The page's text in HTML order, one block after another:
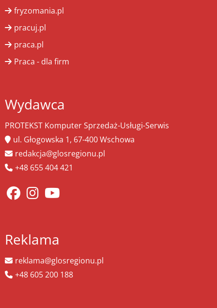
fryzomania.pl
pracuj.pl
praca.pl
Praca - dla firm
Wydawca
PROTEKST Komputer Sprzedaż-Usługi-Serwis
ul. Głogowska 1, 67-400 Wschowa
redakcja@glosregionu.pl
+48 655 404 421
Reklama
reklama@glosregionu.pl
+48 605 200 188